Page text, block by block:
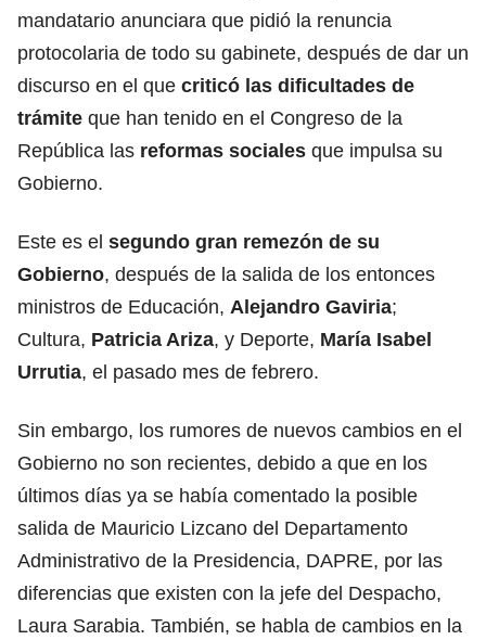
mandatario anunciara que pidió la renuncia
protocolaria de todo su gabinete, después de dar un
discurso en el que criticó las dificultades de
trámite que han tenido en el Congreso de la
República las reformas sociales que impulsa su
Gobierno.
Este es el segundo gran remezón de su
Gobierno, después de la salida de los entonces
ministros de Educación, Alejandro Gaviria;
Cultura, Patricia Ariza, y Deporte, María Isabel
Urrutia, el pasado mes de febrero.
Sin embargo, los rumores de nuevos cambios en el
Gobierno no son recientes, debido a que en los
últimos días ya se había comentado la posible
salida de Mauricio Lizcano del Departamento
Administrativo de la Presidencia, DAPRE, por las
diferencias que existen con la jefe del Despacho,
Laura Sarabia. También, se habla de cambios en la